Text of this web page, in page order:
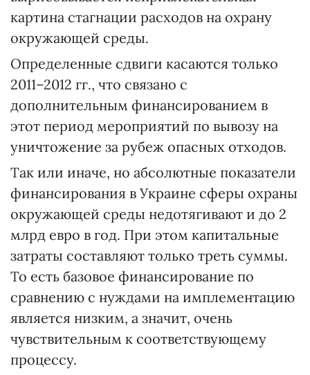
картина стагнации расходов на охрану
окружающей среды.
Определенные сдвиги касаются только
2011–2012 гг., что связано с
дополнительным финансированием в
этот период мероприятий по вывозу на
уничтожение за рубеж опасных отходов.
Так или иначе, но абсолютные показатели
финансирования в Украине сферы охраны
окружающей среды недотягивают и до 2
млрд евро в год. При этом капитальные
затраты составляют только треть суммы.
То есть базовое финансирование по
сравнению с нуждами на имплементацию
является низким, а значит, очень
чувствительным к соответствующему
процессу.